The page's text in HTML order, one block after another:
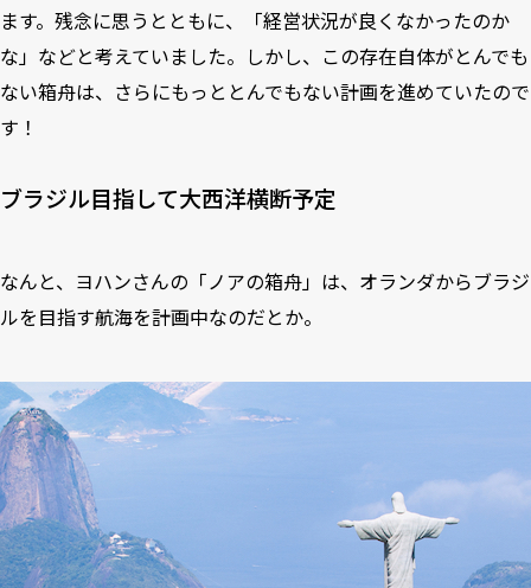
ます。残念に思うとともに、「経営状況が良くなかったのか
な」などと考えていました。しかし、この存在自体がとんでも
ない箱舟は、さらにもっととんでもない計画を進めていたので
す！
ブラジル目指して大西洋横断予定
なんと、ヨハンさんの「ノアの箱舟」は、オランダからブラジ
ルを目指す航海を計画中なのだとか。